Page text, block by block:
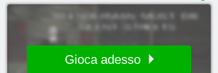
Gioca adesso